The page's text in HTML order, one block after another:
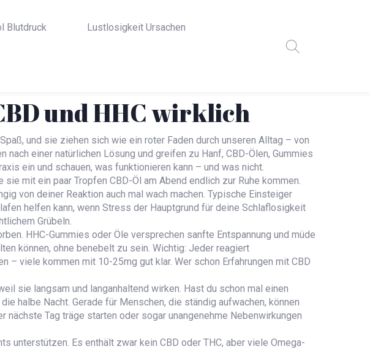
Blutdruck Lustlosigkeit Ursachen
und HHC wirklich
und sie ziehen sich wie ein roter Faden durch unseren Alltag – von
einer natürlichen Lösung und greifen zu Hanf, CBD-Ölen, Gummies
ein und schauen, was funktionieren kann – und was nicht.
mit ein paar Tropfen CBD-Öl am Abend endlich zur Ruhe kommen.
von deiner Reaktion auch mal wach machen. Typische Einsteiger
helfen kann, wenn Stress der Hauptgrund für deine Schlaflosigkeit
Grübeln.
HHC-Gummies oder Öle versprechen sanfte Entspannung und müde
können, ohne benebelt zu sein. Wichtig: Jeder reagiert
– viele kommen mit 10-25mg gut klar. Wer schon Erfahrungen mit CBD
sie langsam und langanhaltend wirken. Hast du schon mal einen
halbe Nacht. Gerade für Menschen, die ständig aufwachen, können
Tag träge starten oder sogar unangenehme Nebenwirkungen
unterstützen. Es enthält zwar kein CBD oder THC, aber viele Omega-